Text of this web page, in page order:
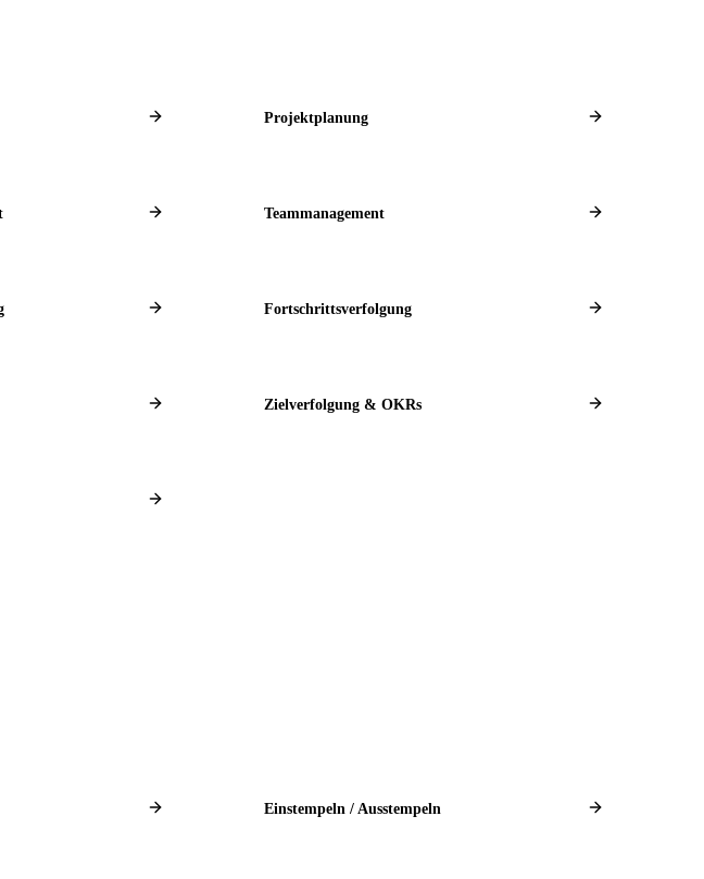
Projektplanung
Teammanagement
Fortschrittsverfolgung
Zielverfolgung & OKRs
Einstempeln / Ausstempeln